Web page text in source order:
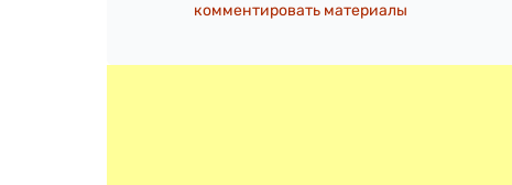
комментировать материалы